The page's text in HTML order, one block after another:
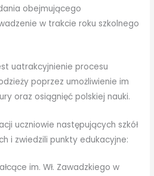
obejmującego
w trakcie roku szkolnego
uatrakcyjnienie procesu
poprzez umożliwienie im
oraz osiągnięć polskiej nauki.
uczniowie następujących szkół
i zwiedzili punkty edukacyjne:
im. Wł. Zawadzkiego w